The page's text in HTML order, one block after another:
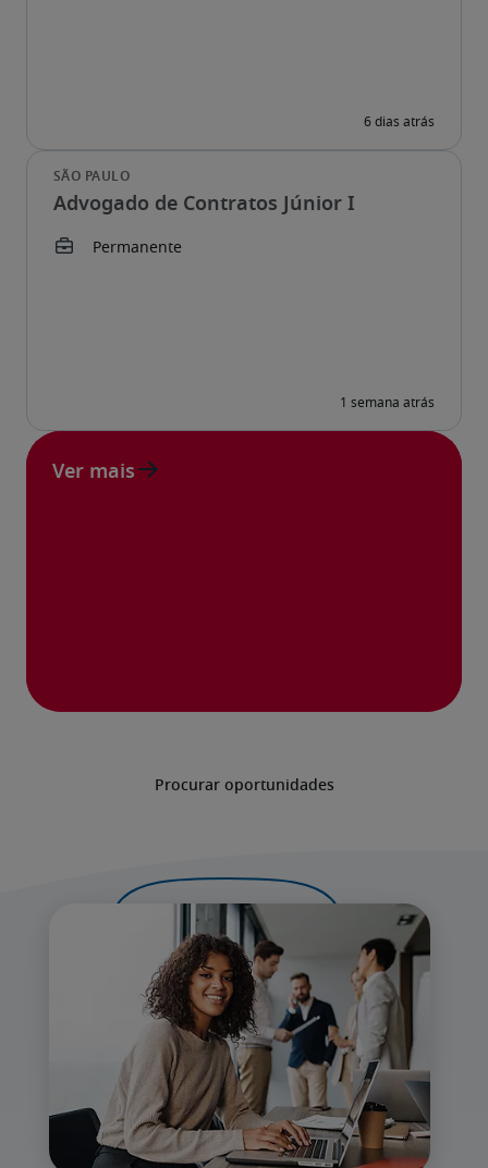
Procurar oportunidades
Advogado de Contratos Júnior I
Ver mais